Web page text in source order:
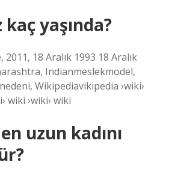
kaç yaşında?
18 Aralık 1993 18 Aralık
Indianmeslekmodel,
Wikipediavikipedia ›wiki›
wiki ›wiki› wiki
uzun kadını